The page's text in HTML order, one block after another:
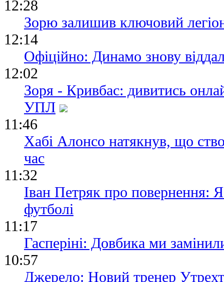
12:28
Зорю залишив ключовий
12:14
Офіційно: Динамо знову
12:02
Зоря - Кривбас: дивитись
УПЛ
11:46
Хабі Алонсо натякнув, що
час
11:32
Іван Петряк про повернення:
футболі
11:17
Гасперіні: Довбика ми
10:57
Джерело: Новий тренер